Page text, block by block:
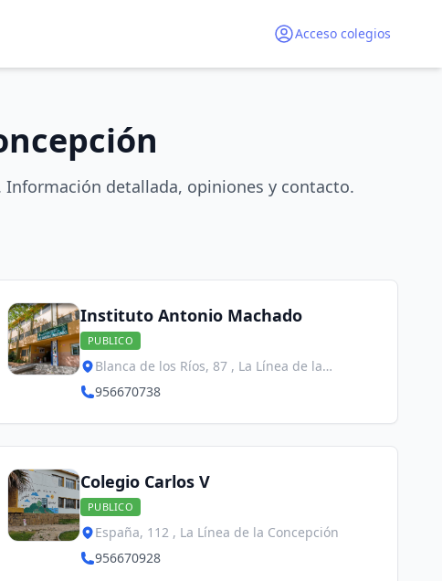
Acceso colegios
Información detallada, opiniones y contacto.
Instituto Antonio Machado
PUBLICO
Blanca de los Ríos, 87 , La Línea de la
Concepción
956670738
Colegio Carlos V
PUBLICO
España, 112 , La Línea de la Concepción
956670928